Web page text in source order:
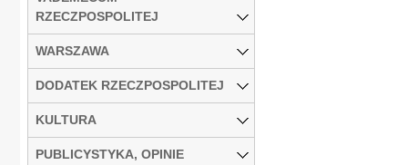
RZECZPOSPOLITEJ
WARSZAWA
DODATEK RZECZPOSPOLITEJ
KULTURA
PUBLICYSTYKA, OPINIE